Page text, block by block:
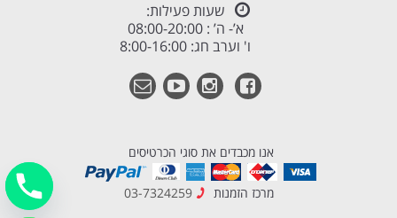
שעות פעילות:
א’- ה’ : 08:00-20:00
ו' וערב חג: 8:00-16:00
אנו מכבדים את סוגי הכרטיסים
מרכז הזמנות 03-7324259